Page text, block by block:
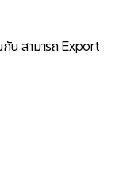
น สามารถ Export